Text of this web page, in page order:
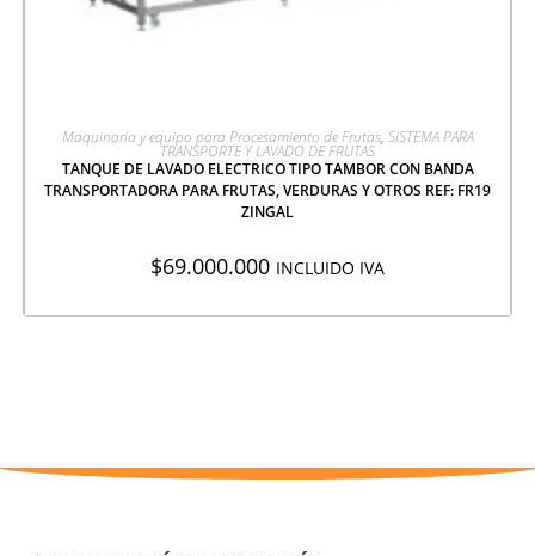
AGREGAR A COTIZACIÓN
Maquinaria y equipo para Procesamiento de Frutas, SISTEMA PARA
TRANSPORTE Y LAVADO DE FRUTAS
TANQUE DE LAVADO ELECTRICO TIPO TAMBOR CON BANDA
TRANSPORTADORA PARA FRUTAS, VERDURAS Y OTROS REF: FR19
ZINGAL
$69.000.000 INCLUIDO IVA